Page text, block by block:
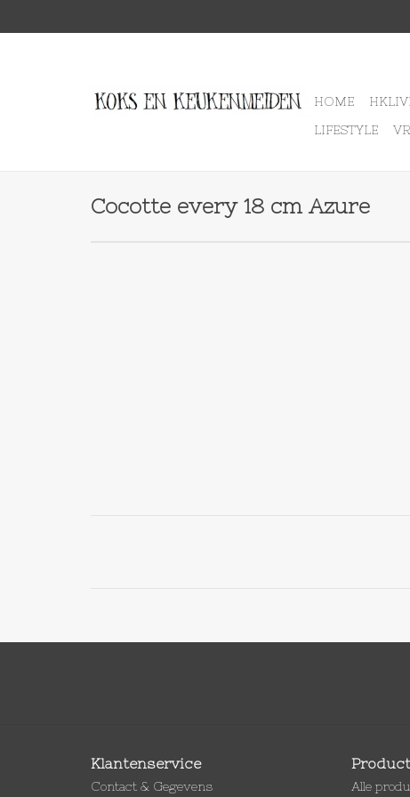
HOME
LIFESTYLE
Cocotte every 18 cm Azure
Klantenservice
Contact & Gegevens Alle